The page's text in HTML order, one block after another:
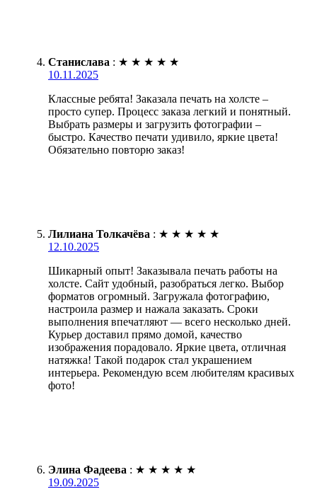
Станислава : ★ ★ ★ ★ ★
10.11.2025
Классные ребята! Заказала печать на холсте –
просто супер. Процесс заказа легкий и понятный.
Выбрать размеры и загрузить фотографии –
быстро. Качество печати удивило, яркие цвета!
Обязательно повторю заказ!
Лилиана Толкачёва : ★ ★ ★ ★ ★
12.10.2025
Шикарный опыт! Заказывала печать работы на
холсте. Сайт удобный, разобраться легко. Выбор
форматов огромный. Загружала фотографию,
настроила размер и нажала заказать. Сроки
выполнения впечатляют — всего несколько дней.
Курьер доставил прямо домой, качество
изображения порадовало. Яркие цвета, отличная
натяжка! Такой подарок стал украшением
интерьера. Рекомендую всем любителям красивых
фото!
Элина Фадеева : ★ ★ ★ ★ ★
19.09.2025